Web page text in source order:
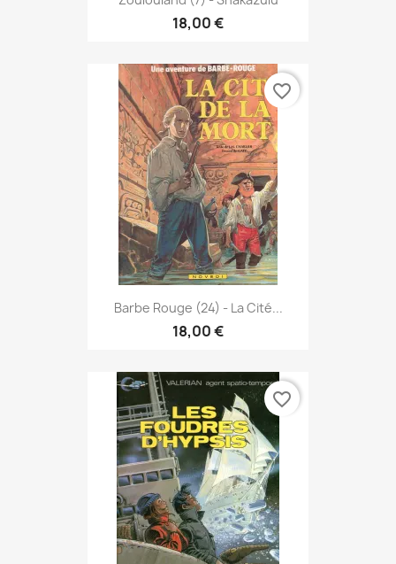
18,00 €
Barbe Rouge (24) - La Cité...
18,00 €
favorite_border
favorite_border